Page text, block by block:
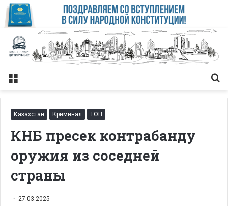
Меню
Казахстан Криминал ТОП
КНБ пресек контрабанду
оружия из соседней
страны
27.03.2025